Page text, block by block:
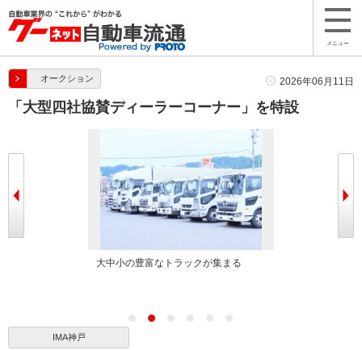
メニュー
オークション 2026年06月11日
「大型四社協賛ディーラーコーナー」を特設
大中小の豊富なトラックが集まる
IMA神戸